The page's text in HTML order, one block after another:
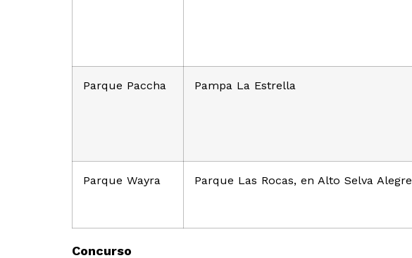
Parque Paccha Pampa La Estrella
Parque Wayra Parque Las Rocas, en Alto Selva Alegre
Concurso